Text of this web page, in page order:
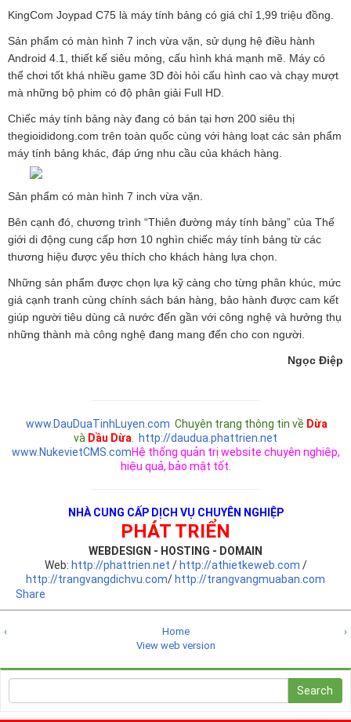
o
n
KingCom Joypad C75 là máy tính bảng có giá chỉ 1,99 triệu đồng.
Sản phẩm có màn hình 7 inch vừa vặn, sử dụng hệ điều hành
Android 4.1, thiết kế siêu mỏng, cấu hình khá mạnh mẽ. Máy có
thể chơi tốt khá nhiều game 3D đòi hỏi cấu hình cao và chạy mượt
mà những bộ phim có độ phân giải Full HD.
Chiếc máy tính bảng này đang có bán tại hơn 200 siêu thị
thegioididong.com trên toàn quốc cùng với hàng loạt các sản phẩm
máy tính bảng khác, đáp ứng nhu cầu của khách hàng.
Sản phẩm có màn hình 7 inch vừa vặn.
Bên cạnh đó, chương trình “Thiên đường máy tính bảng” của Thế
giới di động cung cấp hơn 10 nghìn chiếc máy tính bảng từ các
thương hiệu được yêu thích cho khách hàng lựa chọn.
Những sản phẩm được chọn lựa kỹ càng cho từng phân khúc, mức
giá cạnh tranh cùng chính sách bán hàng, bảo hành được cam kết
giúp người tiêu dùng cả nước đến gần với công nghệ và hưởng thụ
những thành mà công nghệ đang mang đến cho con người.
Ngọc Điệp
www.DauDuaTinhLuyen.com Chuyên trang thông tin về Dừa
và Dầu Dừa
http://daudua.phattrien.net
www.NukevietCMS.comHệ thống quản trị website chuyên nghiệp,
hiệu quả, bảo mật tốt.
NHÀ CUNG CẤP DỊCH VỤ CHUYÊN NGHIỆP
PHÁT TRIỂN
WEBDESIGN - HOSTING - DOMAIN
Web: http://phattrien.net / http://athietkeweb.com /
http://trangvangdichvu.com/ http://trangvangmuaban.com
Share
‹ ›
Home
View web version